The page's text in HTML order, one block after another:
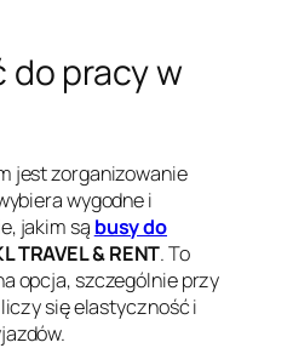
do pracy w
jest zorganizowanie
wygodne i
jakim są busy do
TRAVEL & RENT. To
opcja, szczególnie przy
się elastyczność i